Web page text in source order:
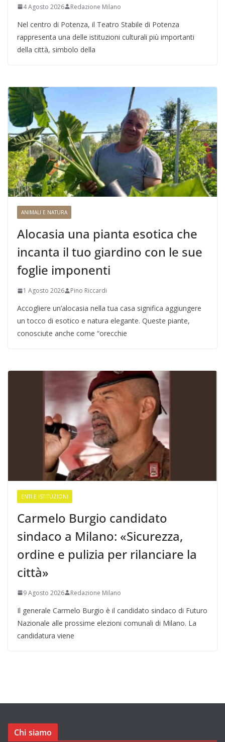
4 Agosto 2026 Redazione Milano
Nel centro di Potenza, il Teatro Stabile di Potenza
rappresenta una delle istituzioni culturali più importanti
della città, simbolo della
ANIMALI E NATURA
Alocasia una pianta esotica che
incanta il tuo giardino con le sue
foglie imponenti
1 Agosto 2026 Pino Riccardi
Accogliere un’alocasia nella tua casa significa aggiungere
un tocco di esotico e natura elegante. Queste piante,
conosciute anche come “orecchie
ENTI E ISTITUZIONI
Carmelo Burgio candidato
sindaco a Milano: «Sicurezza,
ordine e pulizia per rilanciare la
città»
9 Agosto 2026 Redazione Milano
Il generale Carmelo Burgio è il candidato sindaco di Futuro
Nazionale alle prossime elezioni comunali di Milano. La
candidatura viene
Chi siamo